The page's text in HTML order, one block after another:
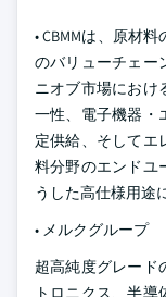
• CBMMは、原材
のバリューチェー
ニオブ市場におけ
一性、電子機器・
定供給、そしてエ
料分野のエンドユ
うした高仕様用途
• メルクグループ
超高純度グレード
トロニクス、半